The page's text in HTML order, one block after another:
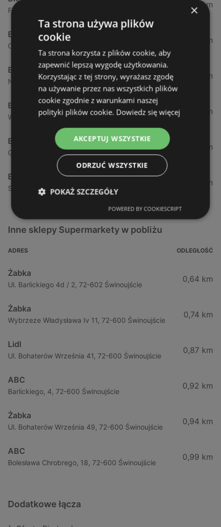
Fińska 4, 72-602 Świnoujście
0,23 km
Biedronka
Chrobrego 9, 72-600 Świnoujście
0,84 km
Biedronka
Nowokarsiborska 2, 72-600 Świnoujście
1,87 km
Biedronka
Wojska Polskiego 16a, 72-600 Świnoujście
2,77 km
Biedronka
Gryfa Pomorskiego, 72-500 Międzyzdroje
12,39 km
Biedronka
Sienkiewicza 32, 72-510 Wolin
24,01 km
Inne sklepy Supermarkety w pobliżu
ADRES ODLEGŁOŚĆ
Żabka
Ul. Barlickiego 4d / 2, 72-602 Świnoujście
0,64 km
Żabka
Wybrzeze Władysława Iv 11, 72-600 Świnoujście
0,74 km
Lidl
Ul. Bohaterów Września 41, 72-600 Świnoujście
0,87 km
ABC
Barlickiego, 4, 72-600 Świnoujście
0,92 km
Żabka
Ul. Bohaterów Września 49, 72-600 Świnoujście
0,94 km
ABC
Bolesława Chrobrego, 18, 72-600 Świnoujście
0,99 km
Dodatkowe łącza
×
Ta strona używa plików
cookie
Ta strona korzysta z plików cookie, aby
zapewnić lepszą wygodę użytkowania.
Korzystając z tej strony, wyrażasz zgodę
na używanie przez nas wszystkich plików
cookie zgodnie z warunkami naszej
polityki plików cookie. Dowiedz się więcej
AKCEPTUJ WSZYSTKIE
ODRZUĆ WSZYSTKIE
POKAŻ SZCZEGÓŁY
POWERED BY COOKIESCRIPT